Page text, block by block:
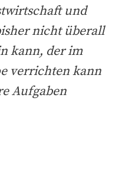
und
nicht überall
kann, der im
verrichten kann
Aufgaben